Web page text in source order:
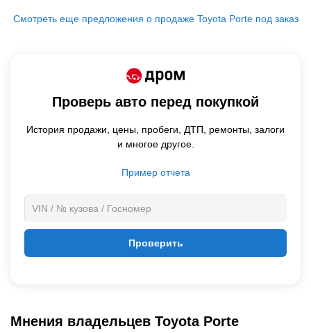
Смотреть еще предложения о продаже Toyota Porte под заказ
Проверь авто перед покупкой
История продажи, цены, пробеги, ДТП, ремонты, залоги
и многое другое.
Проверить
Пример отчета
Мнения владельцев Toyota Porte